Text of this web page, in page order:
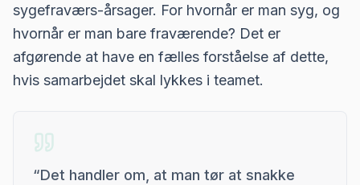
sygefraværs-årsager. For hvornår er man syg, og
hvornår er man bare fraværende? Det er
afgørende at have en fælles forståelse af dette,
hvis samarbejdet skal lykkes i teamet.
“Det handler om, at man tør at snakke